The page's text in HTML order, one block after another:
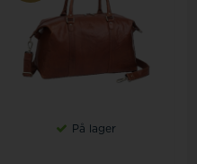
På lager